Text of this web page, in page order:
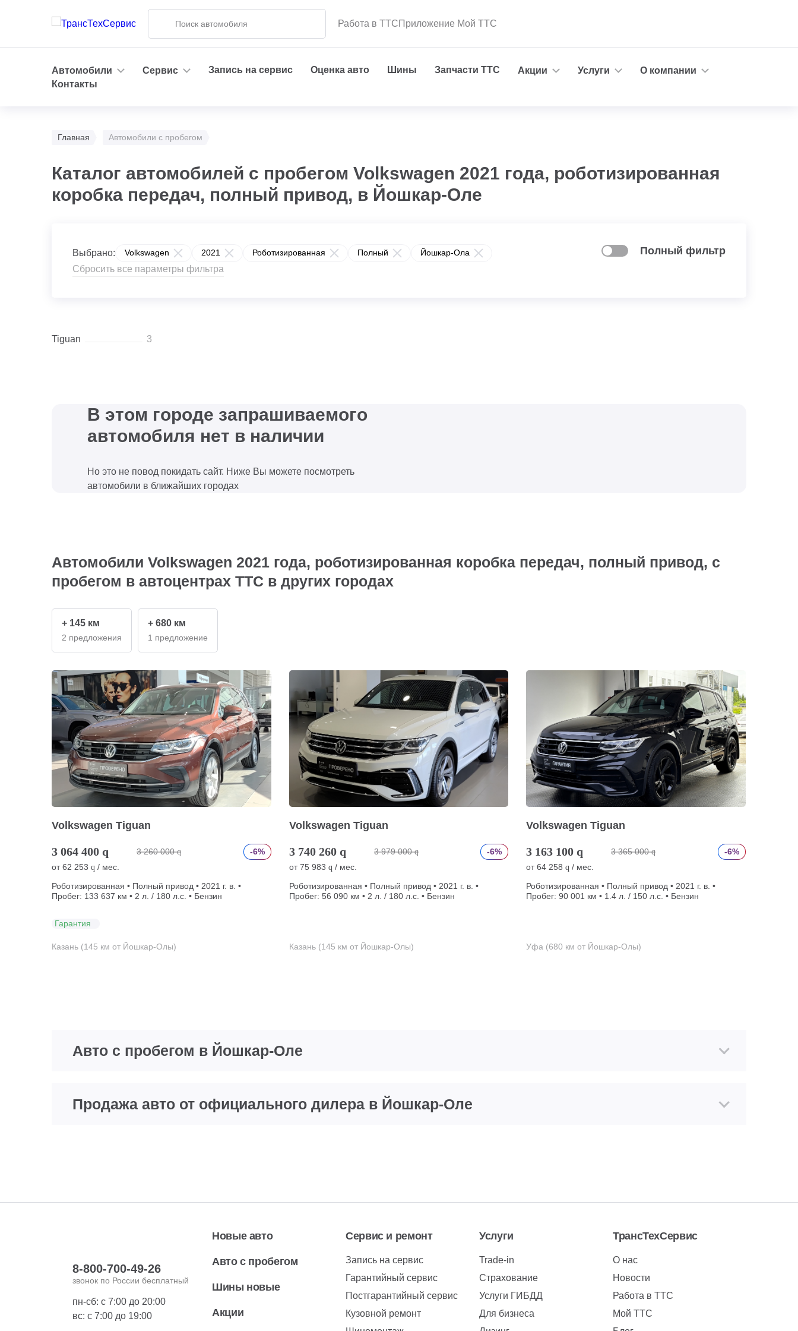
Работа в ТТСПриложение Мой ТТС
Автомобили Сервис Запись на сервис Оценка авто Шины Запчасти ТТС Акции Услуги
О компании
Контакты
Главная Автомобили с пробегом
Каталог автомобилей с пробегом Volkswagen 2021 года, роботизированная
коробка передач, полный привод, в Йошкар-Оле
Выбрано: Volkswagen 2021 Роботизированная Полный Йошкар-Ола
Сбросить все параметры фильтра
Полный фильтр
Tiguan 3
В этом городе запрашиваемого
автомобиля нет в наличии
Но это не повод покидать сайт. Ниже Вы можете посмотреть
автомобили в ближайших городах
Автомобили Volkswagen 2021 года, роботизированная коробка передач, полный привод, с
пробегом в автоцентрах ТТС в других городах
+ 145 км
2 предложения
+ 680 км
1 предложение
Volkswagen Tiguan
3 064 400 q 3 260 000 q
-6%
от62 253 q / мес.
Роботизированная • Полный привод • 2021 г. в. •
Пробег: 133 637 км • 2 л. / 180 л.с. • Бензин
Гарантия
Казань (145 км от Йошкар-Олы)
Volkswagen Tiguan
3 740 260 q 3 979 000 q
-6%
от75 983 q / мес.
Роботизированная • Полный привод • 2021 г. в. •
Пробег: 56 090 км • 2 л. / 180 л.с. • Бензин
Казань (145 км от Йошкар-Олы)
Volkswagen Tiguan
3 163 100 q 3 365 000 q
-6%
от64 258 q / мес.
Роботизированная • Полный привод • 2021 г. в. •
Пробег: 90 001 км • 1.4 л. / 150 л.с. • Бензин
Уфа (680 км от Йошкар-Олы)
Авто с пробегом в Йошкар-Оле
Продажа авто от официального дилера в Йошкар-Оле
8-800-700-49-26
звонок по России бесплатный
пн-сб: с 7:00 до 20:00
вс: с 7:00 до 19:00
Новые авто
Авто с пробегом
Шины новые
Акции
Сервис и ремонт
Запись на сервис
Гарантийный сервис
Постгарантийный сервис
Кузовной ремонт
Услуги
Trade-in
Страхование
Услуги ГИБДД
Для бизнеса
ТрансТехСервис
О нас
Новости
Работа в ТТС
Мой ТТС